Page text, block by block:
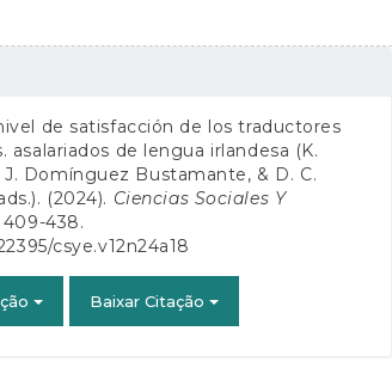
de satisfacción de los traductores
asalariados de lengua irlandesa (K.
Domínguez Bustamante, & D. C.
(2024). Ciencias Sociales Y
409-438.
csye.v12n24a18
Baixar Citação